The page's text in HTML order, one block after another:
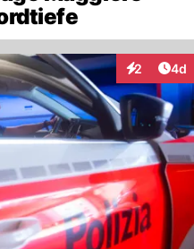
2 4d